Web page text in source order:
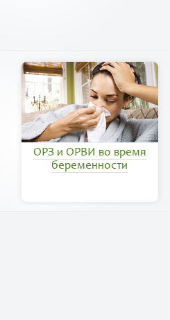
ОРЗ и ОРВИ во время
беременности